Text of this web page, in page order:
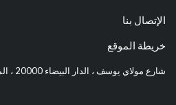
الإتصال بنا
خريطة الموقع
شارع مولاي يوسف ، الدار البيضاء 20000 ، المغرب